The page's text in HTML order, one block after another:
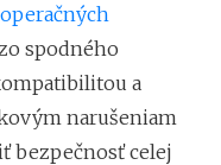
spodného
a
narušeniam
bezpečnosť celej